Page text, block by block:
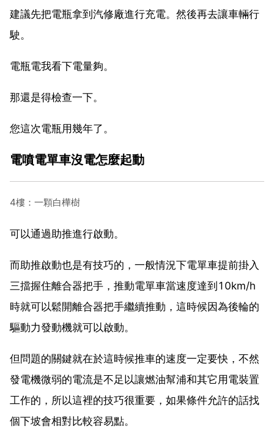
建議先把電瓶拿到汽修廠進行充電。然後再去讓車輛行
駛。
電瓶電我看下電量夠。
那還是得檢查一下。
您這次電瓶用幾年了。
電噴電單車沒電怎麼起動
4樓：一顆白樺樹
可以通過助推進行啟動。
而助推啟動也是有技巧的，一般情況下電單車提前掛入
三擋握住離合器把手，推動電單車當速度達到10km/h
時就可以鬆開離合器把手繼續推動，這時候因為後輪的
驅動力發動機就可以啟動。
但問題的關鍵就在於這時候推車的速度一定要快，不然
發電機微弱的電流是不足以讓燃油幫浦和其它用電裝置
工作的，所以這裡的技巧很重要，如果條件允許的話找
個下坡會相對比較容易點。